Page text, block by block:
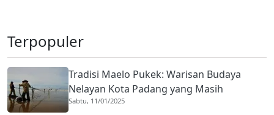
Terpopuler
Tradisi Maelo Pukek: Warisan Budaya
Nelayan Kota Padang yang Masih
Bertahan
Sabtu, 11/01/2025